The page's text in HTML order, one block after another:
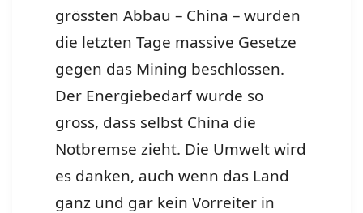
grössten Abbau – China – wurden
die letzten Tage massive Gesetze
gegen das Mining beschlossen.
Der Energiebedarf wurde so
gross, dass selbst China die
Notbremse zieht. Die Umwelt wird
es danken, auch wenn das Land
ganz und gar kein Vorreiter in